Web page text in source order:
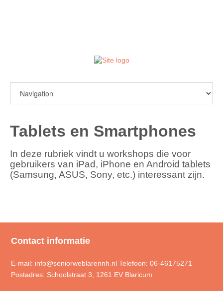
Tablets en Smartphones
In deze rubriek vindt u workshops die voor
gebruikers van iPad, iPhone en Android tablets
(Samsung, ASUS, Sony, etc.) interessant zijn.
Contact informatie
E-mail: info@seniorweblarennh.nl Telefoon: 06-46175271
Postadres: Schoolstraat 3, 1261 EV Blaricum